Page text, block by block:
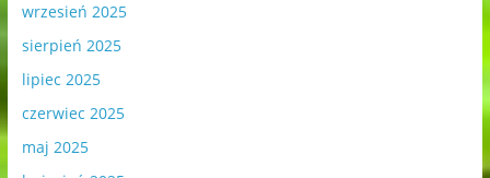
wrzesień 2025
sierpień 2025
lipiec 2025
czerwiec 2025
maj 2025